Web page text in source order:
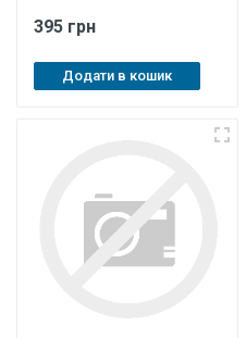
395 грн
Додати в кошик